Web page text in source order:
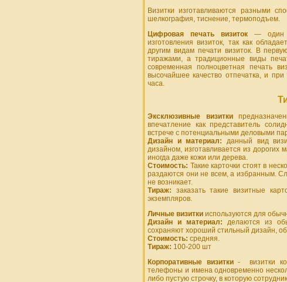
Визитки изготавливаются разными
шелкография, тиснение, термоподъем.
Цифровая печать визиток — один
изготовления визиток, так как
другим видам печати визиток. В
тиражами, а традиционные виды
современная полноцветная печать
высочайшее качество отпечатка, и
часа.
Эксклюзивныe визитки
впечатление как представитель
встрече с потенциальными деловыми
Дизайн и материал: данный вид
дизайном, изготавливается из дорогих
иногда даже кожи или дерева.
Стоимость: Такие карточки стоят в
раздаются они не всем, а избранным.
не возникает.
Тираж: заказать такие визитные
экземпляров.
Личные визитки используются для
Дизайн и материал: делаются из
сохраняют хороший стильный дизайн,
Стоимость: средняя.
Тираж: 100-200 шт
Корпоративные визитки- визитки
телефоны и имена одновременно
либо пустую строчку, в которую